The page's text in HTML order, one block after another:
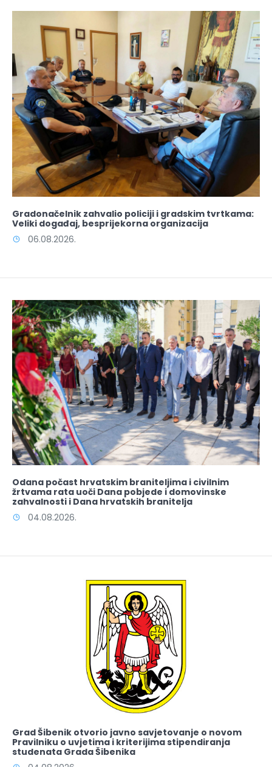
Gradonačelnik zahvalio policiji i gradskim tvrtkama:
Veliki događaj, besprijekorna organizacija
06.08.2026.
Odana počast hrvatskim braniteljima i civilnim
žrtvama rata uoči Dana pobjede i domovinske
zahvalnosti i Dana hrvatskih branitelja
04.08.2026.
Grad Šibenik otvorio javno savjetovanje o novom
Pravilniku o uvjetima i kriterijima stipendiranja
studenata Grada Šibenika